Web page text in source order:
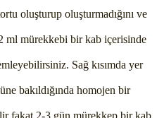
oluşturup oluşturmadığını ve
ml mürekkebi bir kab içerisinde
Sağ kısımda yer
bakıldığında homojen bir
fakat 2-3 gün mürekkep bir kab